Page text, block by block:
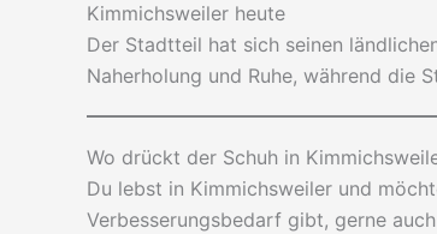
Kimmichsweiler heute
Der Stadtteil hat sich seinen
Naherholung und Ruhe, während die
Wo drückt der Schuh in
Du lebst in Kimmichsweiler und
Verbesserungsbedarf gibt, gerne